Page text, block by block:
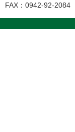
FAX：0942-92-2084